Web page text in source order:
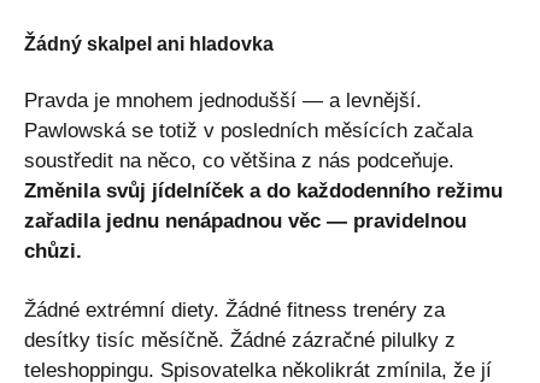
Žádný skalpel ani hladovka
Pravda je mnohem jednodušší — a levnější.
Pawlowská se totiž v posledních měsících začala
soustředit na něco, co většina z nás podceňuje.
Změnila svůj jídelníček a do každodenního režimu
zařadila jednu nenápadnou věc — pravidelnou
chůzi.
Žádné extrémní diety. Žádné fitness trenéry za
desítky tisíc měsíčně. Žádné zázračné pilulky z
teleshoppingu. Spisovatelka několikrát zmínila, že jí